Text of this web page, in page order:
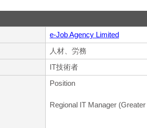
e-Job Agency Limited
人材、労務
IT技術者
Position
Regional IT Manager (Greater